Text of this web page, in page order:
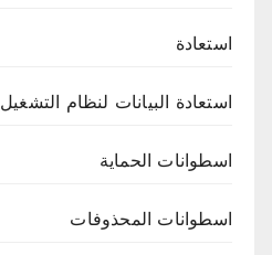
استعادة
استعادة البيانات لنظام التشغيل Mac Windows
اسطوانات الحماية
اسطوانات المحذوفات